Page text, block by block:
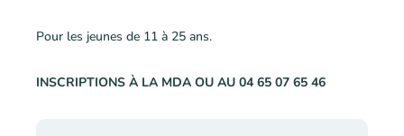
Pour les jeunes de 11 à 25 ans.
INSCRIPTIONS À LA MDA OU AU 04 65 07 65 46